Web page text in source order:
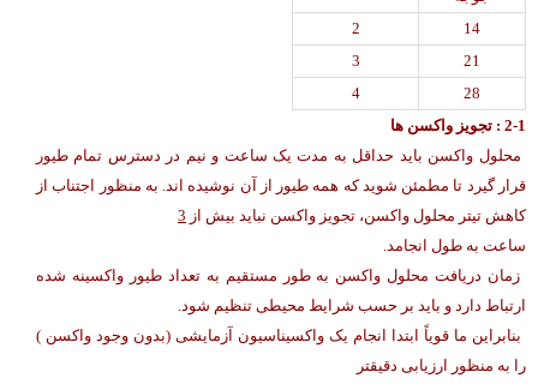
14
2
21
3
28
4
2-1 : تجویز واکسن ها
محلول واکسن باید حداقل به مدت یک ساعت و نیم در دسترس تمام طیور
قرار گیرد تا مطمئن شوید که همه طیور از آن نوشیده اند. به منظور اجتناب از
کاهش تیتر محلول واکسن، تجویز واکسن نباید بیش از 3
ساعت به طول انجامد.
زمان دریافت محلول واکسن به طور مستقیم به تعداد طیور واکسینه شده
ارتباط دارد و باید بر حسب شرایط محیطی تنظیم شود.
بنابراین ما قویاً ابتدا انجام یک واکسیناسیون آزمایشی (بدون وجود واکسن )
را به منظور ارزیابی دقیقتر